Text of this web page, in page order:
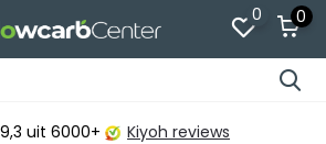
0 0
9,3 uit 6000+ Kiyoh reviews